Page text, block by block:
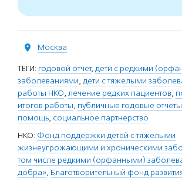
Москва
ТЕГИ: годовой отчет, дети с редкими
заболеваниями, дети с тяжелыми
работы НКО, лечение редких пациентов,
итогов работы, публичные годовые отчеты
помощь, социальное партнерство
НКО: Фонд поддержки детей с тяжелыми
жизнеугрожающими и хроническими
том числе редкими (орфанными)
добра», Благотворительный фонд